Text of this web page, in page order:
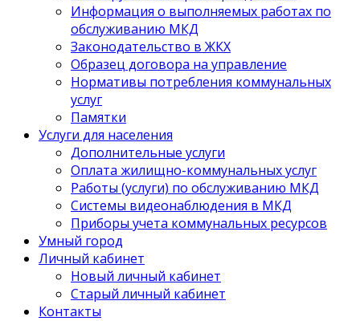
Информация о выполняемых работах по
обслуживанию МКД
Законодательство в ЖКХ
Образец договора на управление
Нормативы потребления коммунальных
услуг
Памятки
Услуги для населения
Дополнительные услуги
Оплата жилищно-коммунальных услуг
Работы (услуги) по обслуживанию МКД
Системы видеонаблюдения в МКД
Приборы учета коммунальных ресурсов
Умный город
Личный кабинет
Новый личный кабинет
Старый личный кабинет
Контакты